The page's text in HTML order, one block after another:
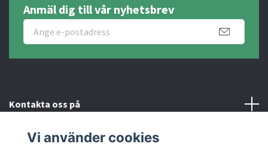
Anmäl dig till vår nyhetsbrev
Kontakta oss på
Fotmeny
Vi använder cookies